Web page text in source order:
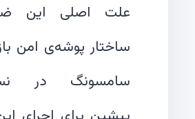
علت اصلی این
ساختار پوشه‌ی امن
سامسونگ در